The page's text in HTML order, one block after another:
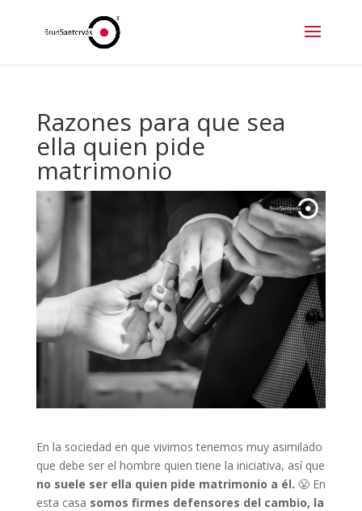
Razones para que sea
ella quien pide
matrimonio
En la sociedad en que vivimos tenemos muy asimilado
que debe ser el hombre quien tiene la iniciativa, así que
no suele ser ella quien pide matrimonio a él. 😤 En
esta casa somos firmes defensores del cambio, la